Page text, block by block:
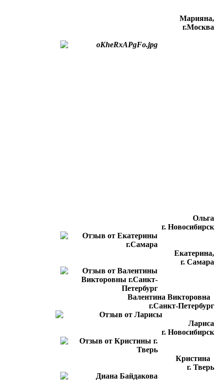
Марияна,
г.Москва
Ольга
г. Новосибирск
Екатерина,
г. Самара
Валентина Викторовна
г.Санкт-Петербург
Лариса
г. Новосибирск
Кристина
г. Тверь